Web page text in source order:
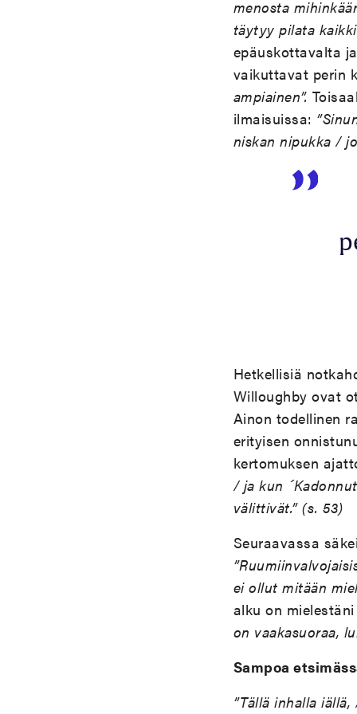
menosta mihinkää
täytyy pilata
epäuskottavalta
vaikuttavat perin
ampiainen”.
ilmaisuissa:
niskan nipukka /
Hetkellisiä
Willoughby ovat
Ainon todellinen
erityisen
kertomuksen
/ ja kun ´Kadonnut
välittivät.” (s. 53)
Seuraavassa
ei ollut mitään
alku on
on vaakasuoraa,
Sampoa etsimäss
”Tällä inhalla iällä,